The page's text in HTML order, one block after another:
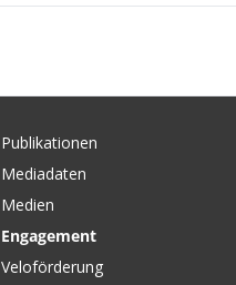
Publikationen
Mediadaten
Medien
Engagement
Veloförderung